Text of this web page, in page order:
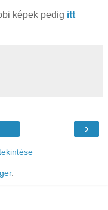
képek pedig itt
›
.